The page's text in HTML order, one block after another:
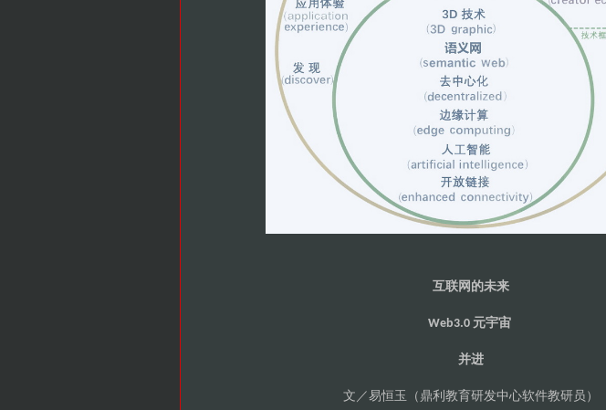
互联网的未来
Web3.0 元宇宙
并进
文／易恒玉 （ 鼎利教育研发中心软件教研员 ）